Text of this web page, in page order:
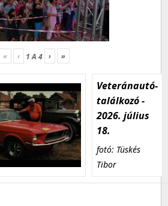
« ‹ 1A 4 › »
Veteránautó-
találkozó -
2026. július
18.
fotó: Tüskés
Tibor